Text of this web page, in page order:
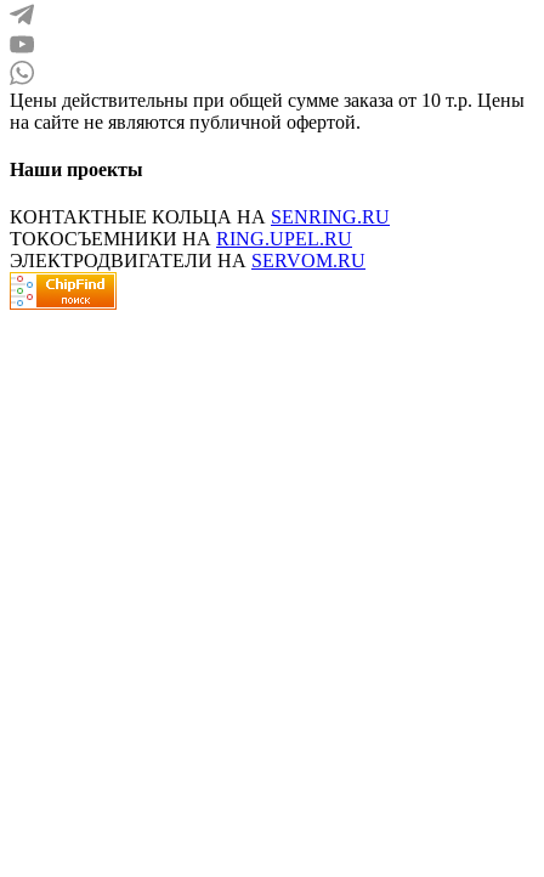
Цены действительны при общей сумме заказа от 10 т.р. Цены
на сайте не являются публичной офертой.
Наши проекты
КОНТАКТНЫЕ КОЛЬЦА НА SENRING.RU
ТОКОСЪЕМНИКИ НА RING.UPEL.RU
ЭЛЕКТРОДВИГАТЕЛИ НА SERVOM.RU